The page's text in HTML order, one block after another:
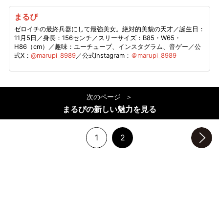
まるぴ
ゼロイチの最終兵器にして最強美女。絶対的美貌の天才／誕生日：
11月5日／身長：156センチ／スリーサイズ：B85・W65・
H86（cm）／趣味：ユーチューブ、インスタグラム、音ゲー／公
式X： @marupi_8989／公式Instagram： ＠marupi_8989
次のページ
まるぴの新しい魅力を見る
1 2